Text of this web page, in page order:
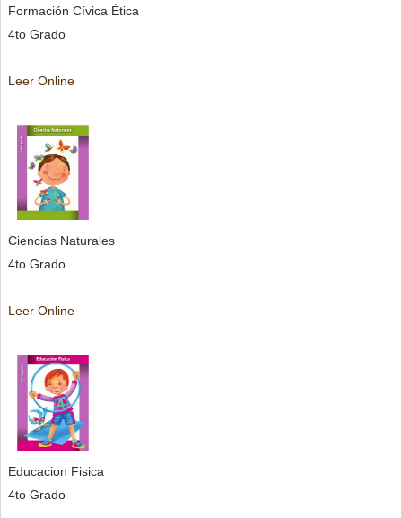
Formación Cívica Ética
4to Grado
Leer Online
Ciencias Naturales
4to Grado
Leer Online
Educacion Fisica
4to Grado